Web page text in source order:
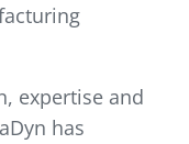
expertise and
has